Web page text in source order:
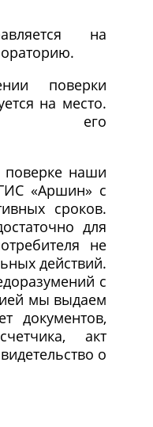
на
поверки
на место.
его
наши
«Аршин» с
сроков.
для
не
действий.
с
мы выдаем
документов,
акт
о